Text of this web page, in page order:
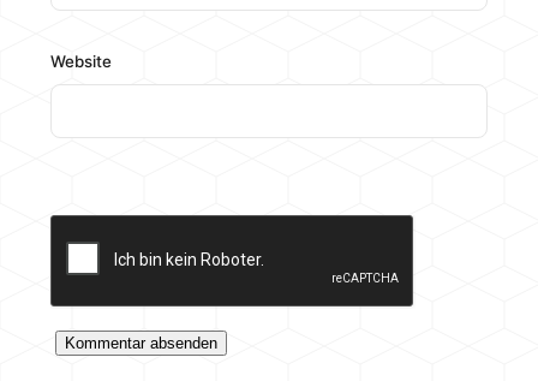
Website